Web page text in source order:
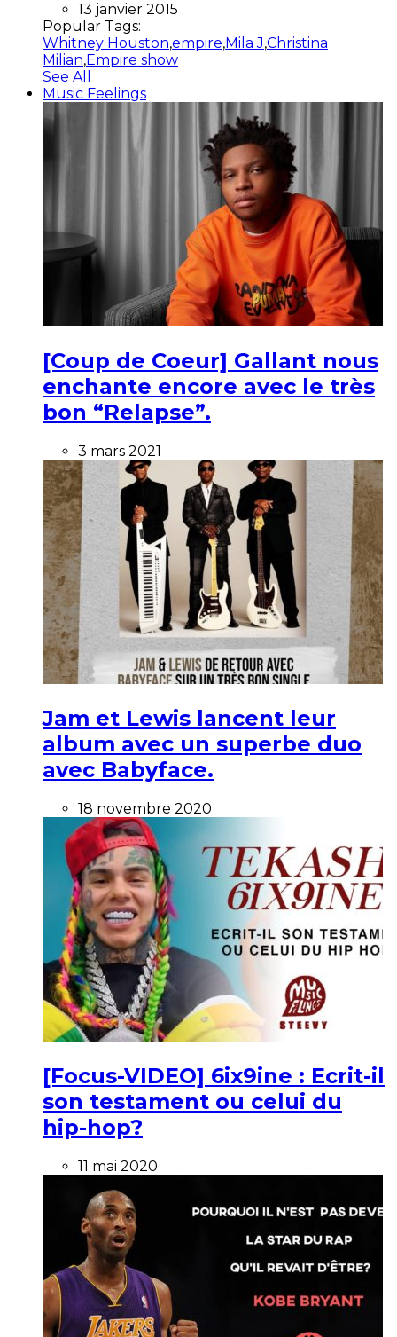
13 janvier 2015
Popular Tags:
Whitney Houston,empire,Mila J,Christina
Milian,Empire show
See All
Music Feelings
[Coup de Coeur] Gallant nous
enchante encore avec le très
bon “Relapse”.
3 mars 2021
Jam et Lewis lancent leur
album avec un superbe duo
avec Babyface.
18 novembre 2020
[Focus-VIDEO] 6ix9ine : Ecrit-il
son testament ou celui du
hip-hop?
11 mai 2020